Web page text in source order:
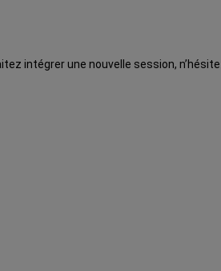
intégrer une nouvelle session,